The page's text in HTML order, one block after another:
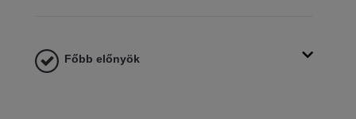
Főbb előnyök